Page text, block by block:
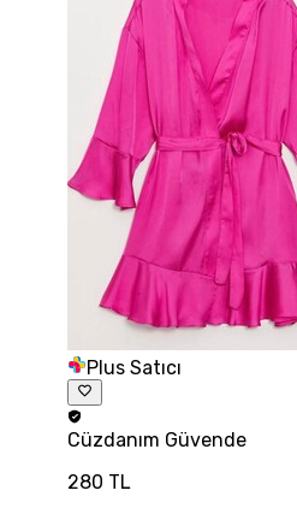
Plus Satıcı
Cüzdanım Güvende
280 TL